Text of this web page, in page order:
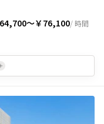
〜￥76,100/ 時間